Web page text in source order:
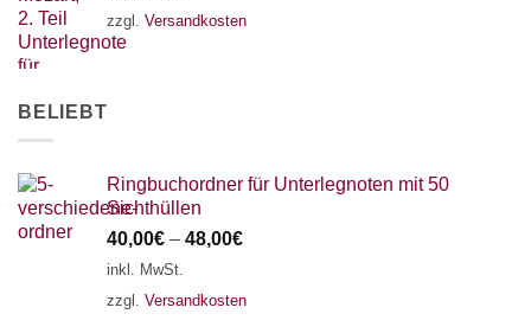
zzgl. Versandkosten
BELIEBT
Ringbuchordner für Unterlegnoten mit 50
Sichthüllen
40,00€ – 48,00€
inkl. MwSt.
zzgl. Versandkosten